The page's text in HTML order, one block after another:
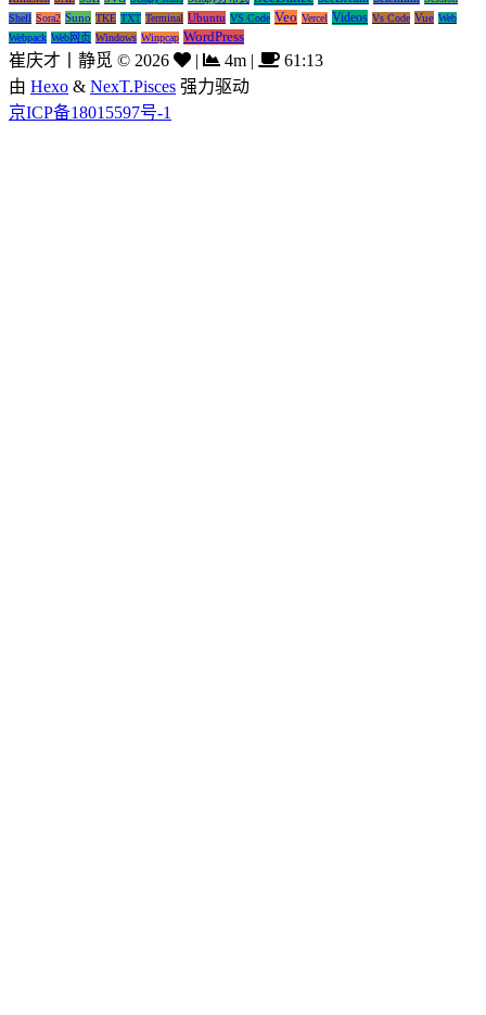
Shell Sora2 Suno TKE TXT Terminal Ubuntu VS Code Veo Vercel Videos Vs Code Vue Web
Webpack Web网页 Windows Winpcap WordPress
崔庆才丨静觅 © 2026 | 4m |
61:13
由 Hexo & NexT.Pisces 强力驱动
京ICP备18015597号-1